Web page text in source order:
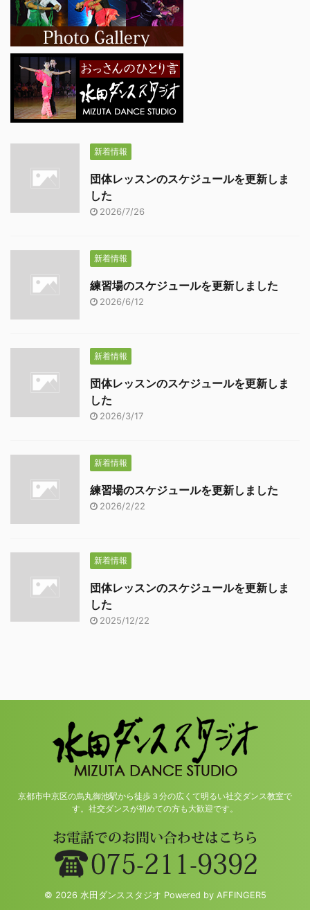
新着情報
団体レッスンのスケジュールを更新しま
した
2026/7/26
新着情報
練習場のスケジュールを更新しました
2026/6/12
新着情報
団体レッスンのスケジュールを更新しま
した
2026/3/17
新着情報
練習場のスケジュールを更新しました
2026/2/22
新着情報
団体レッスンのスケジュールを更新しま
した
2025/12/22
京都市中京区の烏丸御池駅から徒歩３分の広くて明るい社交ダンス教室で
す。社交ダンスが初めての方も大歓迎です。
© 2026 水田ダンススタジオ Powered by AFFINGER5